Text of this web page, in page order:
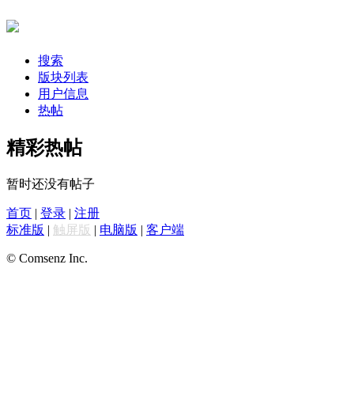
搜索
版块列表
用户信息
热帖
精彩热帖
暂时还没有帖子
首页 | 登录 | 注册
标准版 | 触屏版 | 电脑版 | 客户端
© Comsenz Inc.